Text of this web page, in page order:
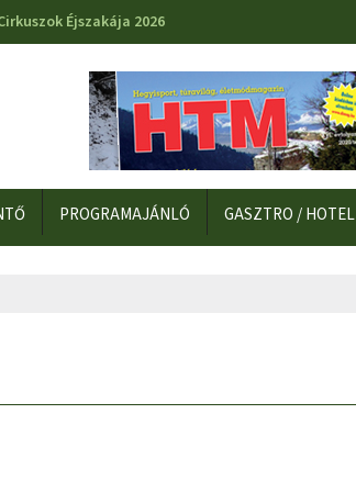
Éjszakája 2026
PROGRAMAJÁNLÓ GASZTRO / HOTEL